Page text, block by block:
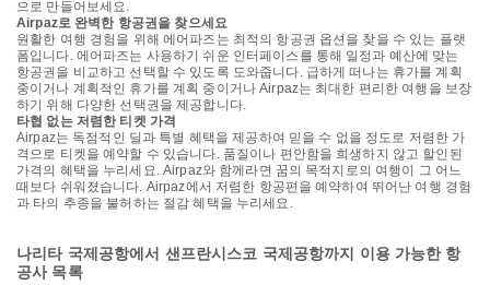
으로 만들어보세요.
Airpaz로 완벽한 항공권을 찾으세요
원활한 여행 경험을 위해 에어파즈는 최적의 항공권 옵션을 찾을 수 있는 플랫
폼입니다. 에어파즈는 사용하기 쉬운 인터페이스를 통해 일정과 예산에 맞는
항공권을 비교하고 선택할 수 있도록 도와줍니다. 급하게 떠나는 휴가를 계획
중이거나 계획적인 휴가를 계획 중이거나 Airpaz는 최대한 편리한 여행을 보장
하기 위해 다양한 선택권을 제공합니다.
타협 없는 저렴한 티켓 가격
Airpaz는 독점적인 딜과 특별 혜택을 제공하여 믿을 수 없을 정도로 저렴한 가
격으로 티켓을 예약할 수 있습니다. 품질이나 편안함을 희생하지 않고 할인된
가격의 혜택을 누리세요. Airpaz와 함께라면 꿈의 목적지로의 여행이 그 어느
때보다 쉬워졌습니다. Airpaz에서 저렴한 항공편을 예약하여 뛰어난 여행 경험
과 타의 추종을 불허하는 절감 혜택을 누리세요.
나리타 국제공항에서 샌프란시스코 국제공항까지 이용 가능한 항
공사 목록